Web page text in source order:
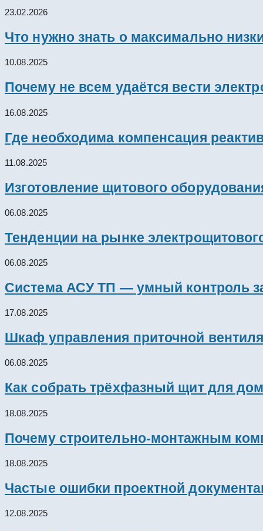
23.02.2026
Что нужно знать о максимально
10.08.2025
Почему не всем удаётся вести
16.08.2025
Где необходима компенсация
11.08.2025
Изготовление щитового
06.08.2025
Тенденции на рынке
06.08.2025
Система АСУ ТП — умный контроль
17.08.2025
Шкаф управления приточной
06.08.2025
Как собрать трёхфазный щит для
18.08.2025
Почему строительно-монтажным
18.08.2025
Частые ошибки проектной
12.08.2025